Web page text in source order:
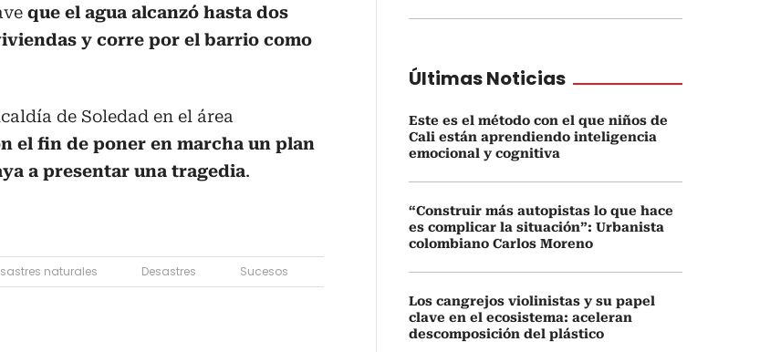
que el agua alcanzó hasta dos
y corre por el barrio como
de Soledad en el área
el fin de poner en marcha un plan
a presentar una tragedia.
naturales Desastres Sucesos
Últimas Noticias
Este es el método con el que niños de
Cali están aprendiendo inteligencia
emocional y cognitiva
“Construir más autopistas lo que hace
es complicar la situación”: Urbanista
colombiano Carlos Moreno
Los cangrejos violinistas y su papel
clave en el ecosistema: aceleran
descomposición del plástico